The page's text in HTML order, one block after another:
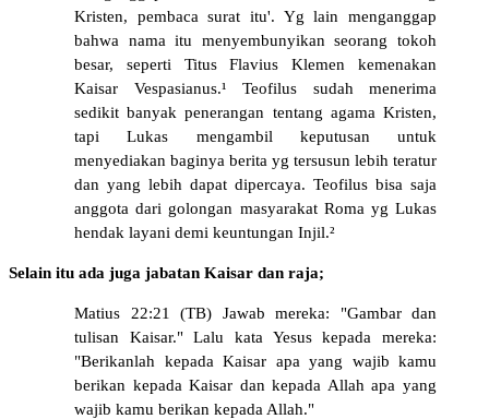
Kristen, pembaca surat itu'. Yg lain menganggap
bahwa nama itu menyembunyikan seorang tokoh
besar, seperti Titus Flavius Klemen kemenakan
Kaisar Vespasianus.¹ Teofilus sudah menerima
sedikit banyak penerangan tentang agama Kristen,
tapi Lukas mengambil keputusan untuk
menyediakan baginya berita yg tersusun lebih teratur
dan yang lebih dapat dipercaya. Teofilus bisa saja
anggota dari golongan masyarakat Roma yg Lukas
hendak layani demi keuntungan Injil.²
Selain itu ada juga jabatan Kaisar dan raja;
Matius 22:21 (TB) Jawab mereka: "Gambar dan
tulisan Kaisar." Lalu kata Yesus kepada mereka:
"Berikanlah kepada Kaisar apa yang wajib kamu
berikan kepada Kaisar dan kepada Allah apa yang
wajib kamu berikan kepada Allah."